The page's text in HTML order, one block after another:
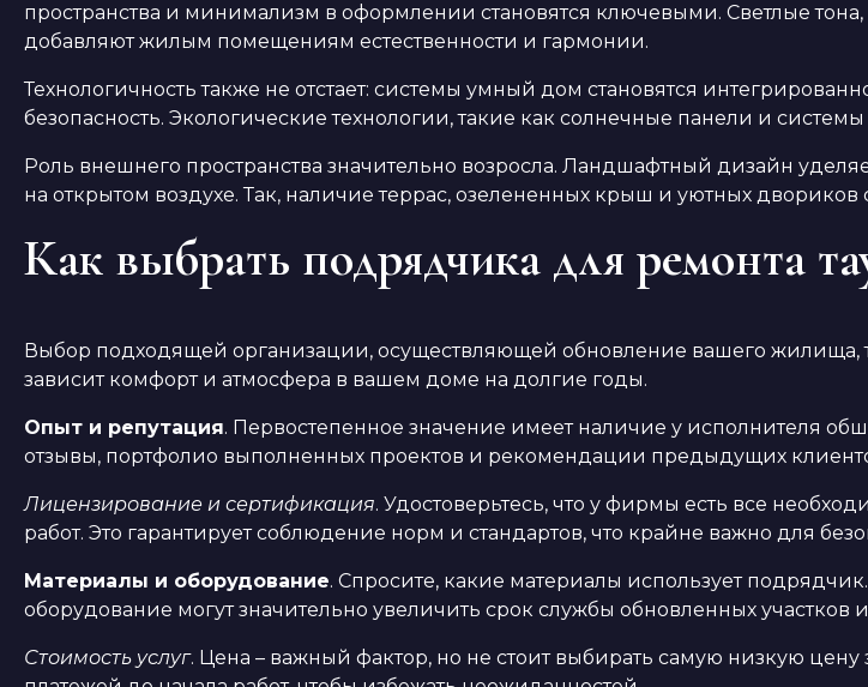
пространства и минимализм в оформлении становятся ключевыми. Светлые
добавляют жилым помещениям естественности и гармонии.
Технологичность также не отстает: системы умный дом становятся
безопасность. Экологические технологии, такие как солнечные панели и
Роль внешнего пространства значительно возросла. Ландшафтный дизайн
на открытом воздухе. Так, наличие террас, озелененных крыш и уютных
Как выбрать подрядчика для ремонта
Выбор подходящей организации, осуществляющей обновление вашего жилища,
зависит комфорт и атмосфера в вашем доме на долгие годы.
Опыт и репутация. Первостепенное значение имеет наличие у исполнителя
отзывы, портфолио выполненных проектов и рекомендации предыдущих
Лицензирование и сертификация. Удостоверьтесь, что у фирмы есть все
работ. Это гарантирует соблюдение норм и стандартов, что крайне важно для
Материалы и оборудование. Спросите, какие материалы использует
оборудование могут значительно увеличить срок службы обновленных
Стоимость услуг. Цена – важный фактор, но не стоит выбирать самую низкую